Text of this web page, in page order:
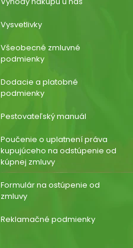
Vysvetlivky
Všeobecné zmluvné
podmienky
Dodacie a platobné
podmienky
Pestovateľský manuál
Poučenie o uplatnení práva
kupujúceho na odstúpenie od
kúpnej zmluvy
Formulár na ostúpenie od
zmluvy
Reklamačné podmienky